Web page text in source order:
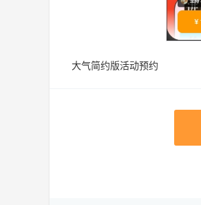
大气简约版活动预约